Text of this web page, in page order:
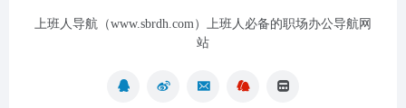
上班人导航（www.sbrdh.com）上班人必备的职场办公导航网
站